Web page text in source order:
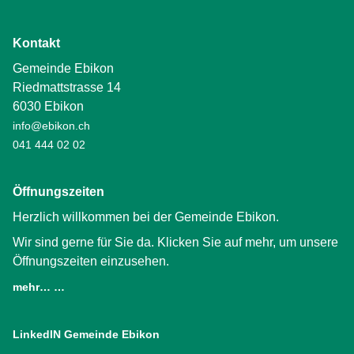
Kontakt
Gemeinde Ebikon
Riedmattstrasse 14
6030 Ebikon
info@ebikon.ch
041 444 02 02
Öffnungszeiten
Herzlich willkommen bei der Gemeinde Ebikon.
Wir sind gerne für Sie da. Klicken Sie auf mehr, um unsere
Öffnungszeiten einzusehen.
mehr… …
LinkedIN Gemeinde Ebikon